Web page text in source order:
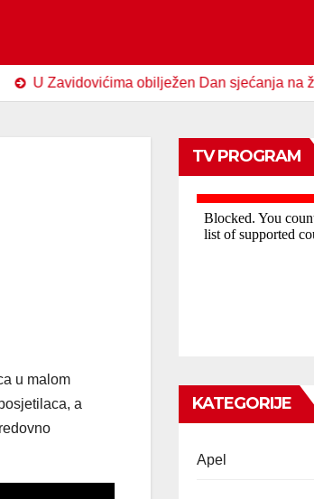
obilježen Dan sjećanja na žrtve
u malom
a
TV PROGRAM
KATEGORIJE
Apel